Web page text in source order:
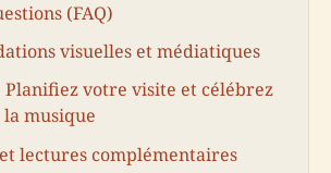
(FAQ)
visuelles et médiatiques
Planifiez votre visite et célébrez
musique
lectures complémentaires